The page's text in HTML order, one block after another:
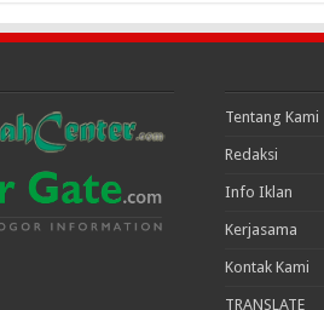
Tentang Kami
Redaksi
Info Iklan
Kerjasama
Kontak Kami
TRANSLATE